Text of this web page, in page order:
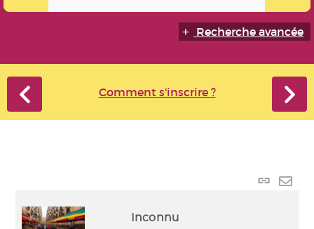
Recherche avancée
Comment s'inscrire ?
Lien
Inconnu